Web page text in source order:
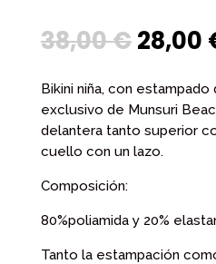
38,00€
price
was:
38,00
28,00
Bikini niña, con
exclusivo de Munsuri
delantera tanto superior
cuello con un lazo.
Composición:
80%poliamida y 20%
Tanto la estampación